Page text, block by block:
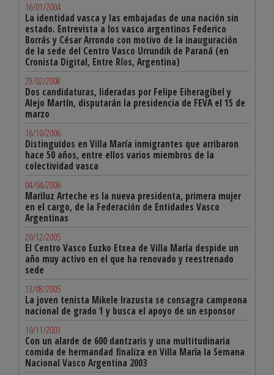
16/01/2004
La identidad vasca y las embajadas de una nación sin
estado. Entrevista a los vasco argentinos Federico
Borrás y César Arrondo con motivo de la inauguración
de la sede del Centro Vasco Urrundik de Paraná (en
Cronista Digital, Entre Ríos, Argentina)
29/02/2008
Dos candidaturas, lideradas por Felipe Eiheragibel y
Alejo Martín, disputarán la presidencia de FEVA el 15 de
marzo
16/10/2006
Distinguidos en Villa María inmigrantes que arribaron
hace 50 años, entre ellos varios miembros de la
colectividad vasca
04/04/2006
Mariluz Arteche es la nueva presidenta, primera mujer
en el cargo, de la Federación de Entidades Vasco
Argentinas
20/12/2005
El Centro Vasco Euzko Etxea de Villa María despide un
año muy activo en el que ha renovado y reestrenado
sede
13/08/2005
La joven tenista Mikele Irazusta se consagra campeona
nacional de grado 1 y busca el apoyo de un esponsor
10/11/2003
Con un alarde de 600 dantzaris y una multitudinaria
comida de hermandad finaliza en Villa Marîa la Semana
Nacional Vasco Argentina 2003